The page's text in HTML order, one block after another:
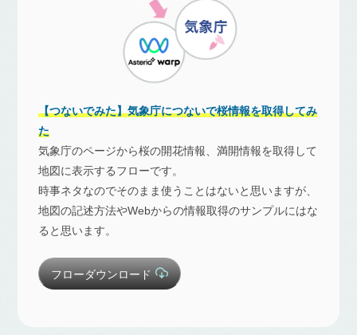
【つないでみた】気象庁につないで桜情報を取得してみ
た
気象庁のページから桜の開花情報、満開情報を取得して
地図に表示するフローです。
時事ネタなのでそのまま使うことはないと思いますが、
地図の記述方法やWebからの情報取得のサンプルにはな
ると思います。
フローダウンロード